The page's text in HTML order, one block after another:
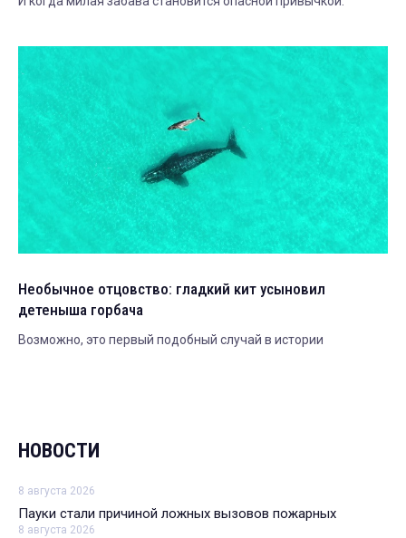
Необычное отцовство: гладкий кит усыновил
детеныша горбача
Возможно, это первый подобный случай в истории
НОВОСТИ
8 августа 2026
Пауки стали причиной ложных вызовов пожарных
8 августа 2026